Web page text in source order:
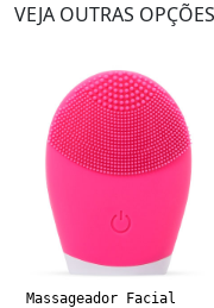
VEJA OUTRAS
Massageador Facial